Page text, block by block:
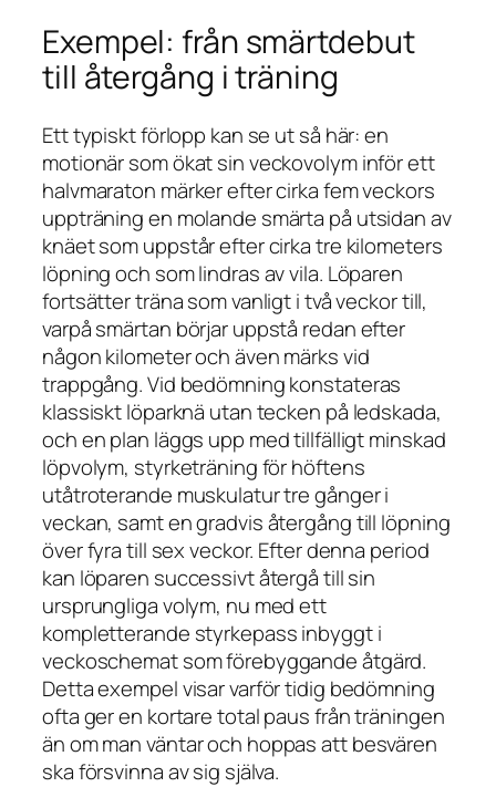
Exempel: från smärtdebut
till återgång i träning
Ett typiskt förlopp kan se ut så här: en
motionär som ökat sin veckovolym inför ett
halvmaraton märker efter cirka fem veckors
uppträning en molande smärta på utsidan av
knäet som uppstår efter cirka tre kilometers
löpning och som lindras av vila. Löparen
fortsätter träna som vanligt i två veckor till,
varpå smärtan börjar uppstå redan efter
någon kilometer och även märks vid
trappgång. Vid bedömning konstateras
klassiskt löparknä utan tecken på ledskada,
och en plan läggs upp med tillfälligt minskad
löpvolym, styrketräning för höftens
utåtroterande muskulatur tre gånger i
veckan, samt en gradvis återgång till löpning
över fyra till sex veckor. Efter denna period
kan löparen successivt återgå till sin
ursprungliga volym, nu med ett
kompletterande styrkepass inbyggt i
veckoschemat som förebyggande åtgärd.
Detta exempel visar varför tidig bedömning
ofta ger en kortare total paus från träningen
än om man väntar och hoppas att besvären
ska försvinna av sig själva.